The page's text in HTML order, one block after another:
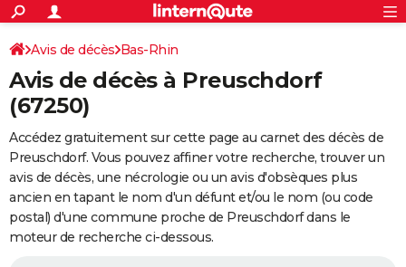
ACTUALITÉS
Politique
Société
Faits Divers
Education
Monde
Villes
+
SPORT
Coupe du monde 2026
Football
Tennis
Cyclisme
Rugby
Forum
FINANCE
Retraite
Impôts
Epargne
Immobilier
Risques naturels par ville
Banque
Assurance
Crédit
Essais
Réserver un essai
Citadines
Berlines
SUV
Forum auto
+
HIGH-TECH
Mobiles
Meilleur smartphone
Internet
Ordinateurs
Jeux vidéo
Guide high-tech
+BRICOLAGE
Connexion
Avis de décès Bas-Rhin
Avis de décès à Preuschdorf
(67250)
Accédez gratuitement sur cette page au carnet des décès de
Preuschdorf. Vous pouvez affiner votre recherche, trouver un
avis de décès, une nécrologie ou un avis d'obsèques plus
ancien en tapant le nom d'un défunt et/ou le nom (ou code
postal) d'une commune proche de Preuschdorf dans le
moteur de recherche ci-dessous.